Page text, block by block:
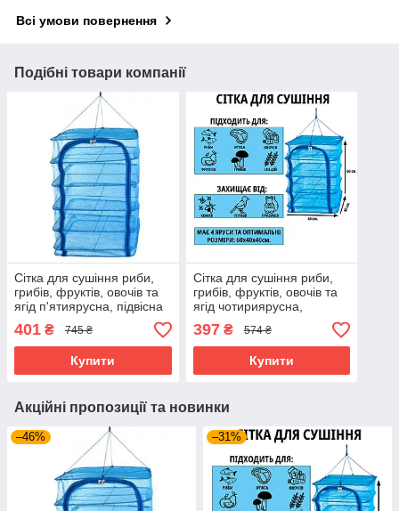
Всі умови повернення
Подібні товари компанії
Сітка для сушіння риби,
грибів, фруктів, овочів та
ягід п'ятиярусна, підвісна
складана сушарка 5 ярусів
для захисту від комах
401 ₴ 745 ₴
Купити
Сітка для сушіння риби,
грибів, фруктів, овочів та
ягід чотириярусна,
підвісна складана сушарка
4 яруси для захисту від
комах
397₴ 574 ₴
Купити
Акційні пропозиції та новинки
–46% –31%